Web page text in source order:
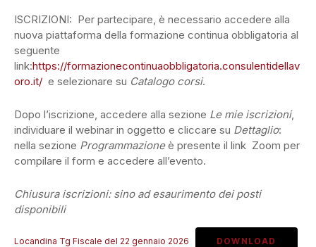
ISCRIZIONI: Per partecipare, è necessario accedere alla
nuova piattaforma della formazione continua obbligatoria al
seguente
link:https://formazionecontinuaobbligatoria.consulentidellav
oro.it/ e selezionare su Catalogo corsi.
Dopo l’iscrizione, accedere alla sezione Le mie iscrizioni,
individuare il webinar in oggetto e cliccare su Dettaglio:
nella sezione Programmazioneè presente il link Zoom per
compilare il form e accedere all’evento.
Chiusura iscrizioni: sino ad esaurimento dei posti
disponibili
Locandina Tg Fiscale del 22 gennaio 2026 DOWNLOAD